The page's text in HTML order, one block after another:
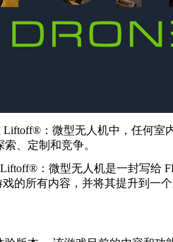
Liftoff®：微型无人机中，任何室
、定制和竞争。
：微型无人机是一封写给
的所有内容，并将其提升到一